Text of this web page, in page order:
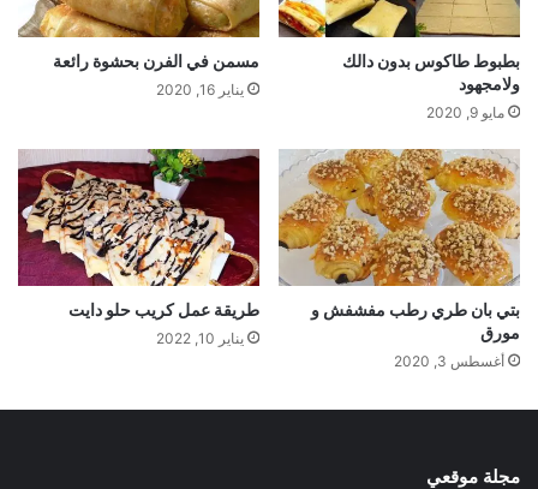
بطبوط طاكوس بدون دالك
ولامجهود
مايو 9, 2020
مسمن في الفرن بحشوة رائعة
يناير 16, 2020
بتي بان طري رطب مفشفش و
مورق
أغسطس 3, 2020
طريقة عمل كريب حلو دايت
يناير 10, 2022
مجلة موقعي